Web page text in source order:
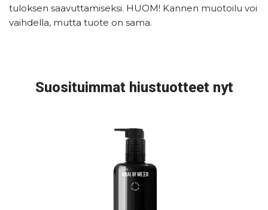
tuloksen saavuttamiseksi. HUOM! Kannen muotoilu voi
vaihdella, mutta tuote on sama.
Suosituimmat hiustuotteet nyt